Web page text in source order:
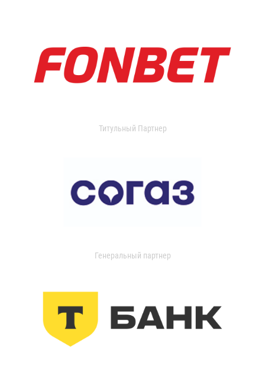
Титульный Партнер
Генеральный партнер